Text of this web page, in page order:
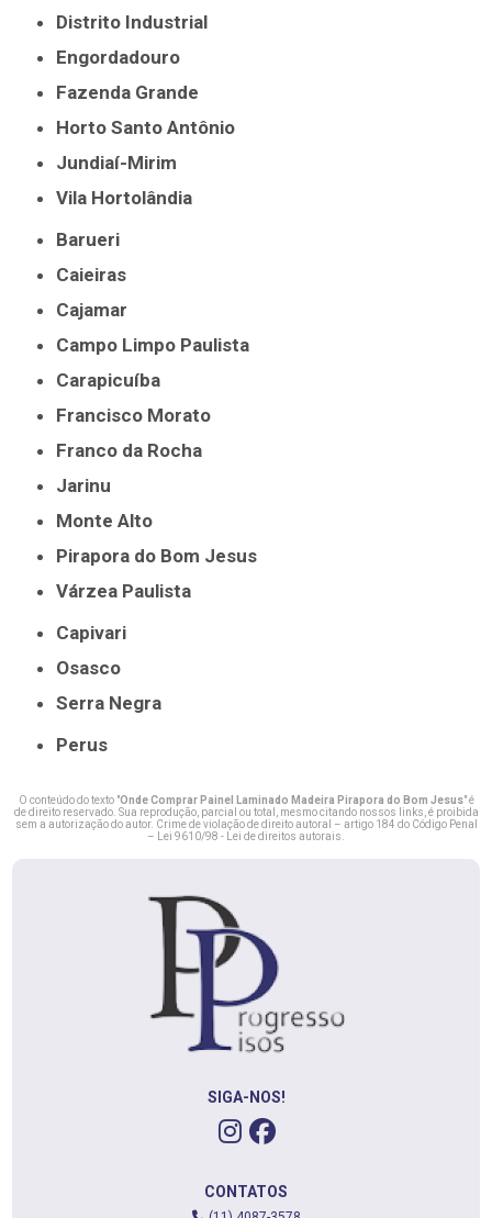
Distrito Industrial
Engordadouro
Fazenda Grande
Horto Santo Antônio
Jundiaí-Mirim
Vila Hortolândia
Barueri
Caieiras
Cajamar
Campo Limpo Paulista
Carapicuíba
Francisco Morato
Franco da Rocha
Jarinu
Monte Alto
Pirapora do Bom Jesus
Várzea Paulista
Capivari
Osasco
Serra Negra
Perus
O conteúdo do texto "Onde Comprar Painel Laminado Madeira Pirapora do Bom Jesus" é
de direito reservado. Sua reprodução, parcial ou total, mesmo citando nossos links, é proibida
sem a autorização do autor. Crime de violação de direito autoral – artigo 184 do Código Penal
–
Lei 9610/98 - Lei de direitos autorais
SIGA-NOS!
CONTATOS